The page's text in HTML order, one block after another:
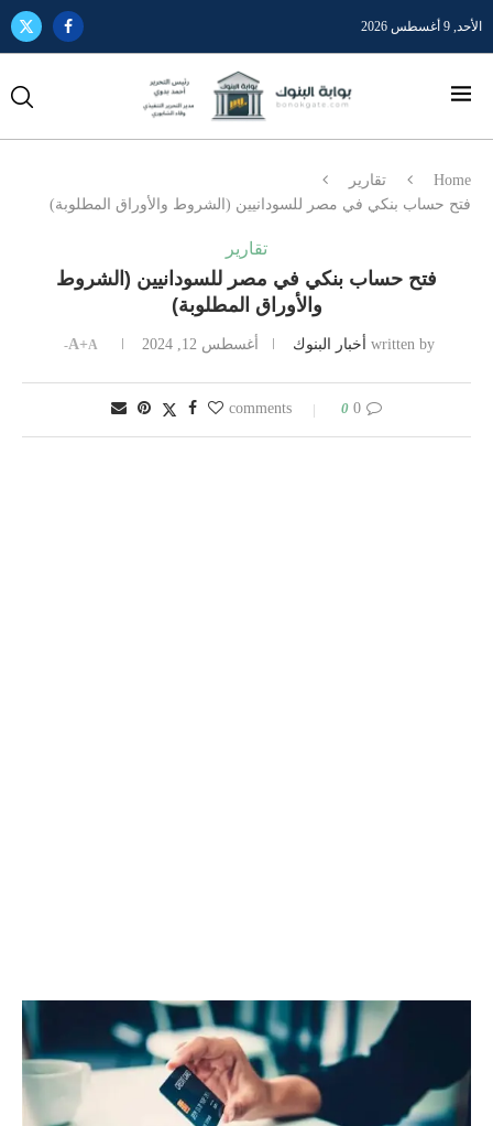
الأحد, 9 أغسطس 2026
Home
تقارير
فتح حساب بنكي في مصر للسودانيين (الشروط والأوراق المطلوبة)
تقارير
فتح حساب بنكي في مصر للسودانيين (الشروط
والأوراق المطلوبة)
written by أخبار البنوك أغسطس 12, 2024 A+A-
0 comments
0